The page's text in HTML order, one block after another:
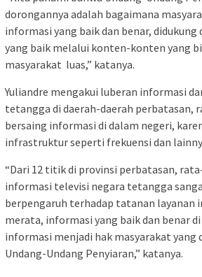
dorongannya adalah bagaimana
informasi yang baik dan benar,
yang baik melalui konten-konten yang
masyarakat luas,” katanya.
Yuliandre mengakui luberan informasi
tetangga di daerah-daerah perbatasan,
bersaing informasi di dalam negeri,
infrastruktur seperti frekuensi dan
“Dari 12 titik di provinsi perbatasan,
informasi televisi negara tetangga
berpengaruh terhadap tatanan layanan
merata, informasi yang baik dan benar di
informasi menjadi hak masyarakat yang
Undang-Undang Penyiaran,” katanya.